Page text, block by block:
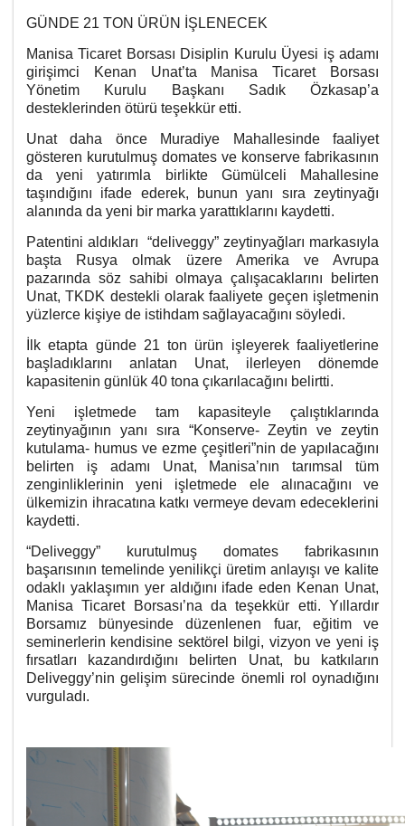
GÜNDE 21 TON ÜRÜN İŞLENECEK
Manisa Ticaret Borsası Disiplin Kurulu Üyesi iş adamı
girişimci Kenan Unat’ta Manisa Ticaret Borsası
Yönetim Kurulu Başkanı Sadık Özkasap’a
desteklerinden ötürü teşekkür etti.
Unat daha önce Muradiye Mahallesinde faaliyet
gösteren kurutulmuş domates ve konserve fabrikasının
da yeni yatırımla birlikte Gümülceli Mahallesine
taşındığını ifade ederek, bunun yanı sıra zeytinyağı
alanında da yeni bir marka yarattıklarını kaydetti.
Patentini aldıkları “deliveggy” zeytinyağları markasıyla
başta Rusya olmak üzere Amerika ve Avrupa
pazarında söz sahibi olmaya çalışacaklarını belirten
Unat, TKDK destekli olarak faaliyete geçen işletmenin
yüzlerce kişiye de istihdam sağlayacağını söyledi.
İlk etapta günde 21 ton ürün işleyerek faaliyetlerine
başladıklarını anlatan Unat, ilerleyen dönemde
kapasitenin günlük 40 tona çıkarılacağını belirtti.
Yeni işletmede tam kapasiteyle çalıştıklarında
zeytinyağının yanı sıra “Konserve- Zeytin ve zeytin
kutulama- humus ve ezme çeşitleri”nin de yapılacağını
belirten iş adamı Unat, Manisa’nın tarımsal tüm
zenginliklerinin yeni işletmede ele alınacağını ve
ülkemizin ihracatına katkı vermeye devam edeceklerini
kaydetti.
“Deliveggy” kurutulmuş domates fabrikasının
başarısının temelinde yenilikçi üretim anlayışı ve kalite
odaklı yaklaşımın yer aldığını ifade eden Kenan Unat,
Manisa Ticaret Borsası’na da teşekkür etti. Yıllardır
Borsamız bünyesinde düzenlenen fuar, eğitim ve
seminerlerin kendisine sektörel bilgi, vizyon ve yeni iş
fırsatları kazandırdığını belirten Unat, bu katkıların
Deliveggy’nin gelişim sürecinde önemli rol oynadığını
vurguladı.